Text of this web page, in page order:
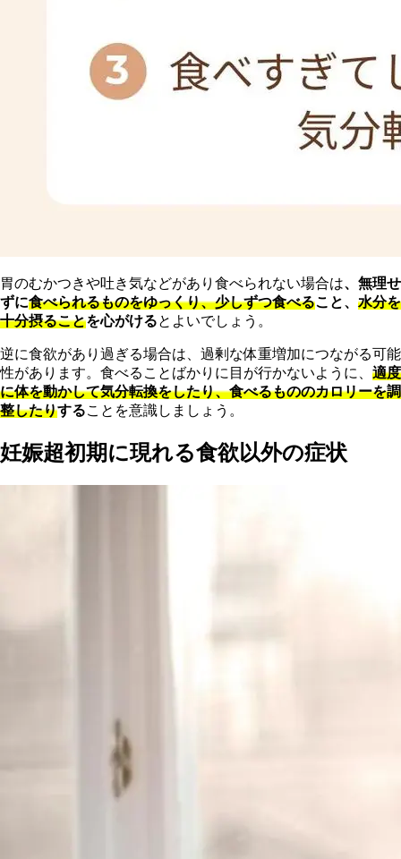
胃のむかつきや吐き気などがあり食べられない場合は、無理せ
ずに食べられるものをゆっくり、少しずつ食べること、 水分を
十分摂ることを心がけるとよいでしょう。
逆に食欲があり過ぎる場合は、過剰な体重増加につながる可能
性があります。食べることばかりに目が行かないように、 適度
に体を動かして気分転換をしたり、食べるもののカロリーを調
整したりすることを意識しましょう。
妊娠超初期に現れる食欲以外の症状